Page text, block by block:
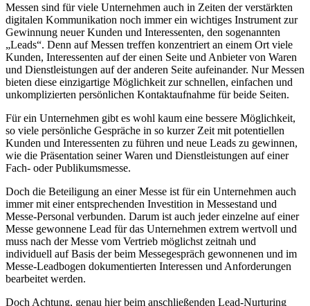
Messen sind für viele Unternehmen auch in Zeiten der verstärkten
digitalen Kommunikation noch immer ein wichtiges Instrument zur
Gewinnung neuer Kunden und Interessenten, den sogenannten
„Leads“. Denn auf Messen treffen konzentriert an einem Ort viele
Kunden, Interessenten auf der einen Seite und Anbieter von Waren
und Dienstleistungen auf der anderen Seite aufeinander. Nur Messen
bieten diese einzigartige Möglichkeit zur schnellen, einfachen und
unkomplizierten persönlichen Kontaktaufnahme für beide Seiten.
Für ein Unternehmen gibt es wohl kaum eine bessere Möglichkeit,
so viele persönliche Gespräche in so kurzer Zeit mit potentiellen
Kunden und Interessenten zu führen und neue Leads zu gewinnen,
wie die Präsentation seiner Waren und Dienstleistungen auf einer
Fach- oder Publikumsmesse.
Doch die Beteiligung an einer Messe ist für ein Unternehmen auch
immer mit einer entsprechenden Investition in Messestand und
Messe-Personal verbunden. Darum ist auch jeder einzelne auf einer
Messe gewonnene Lead für das Unternehmen extrem wertvoll und
muss nach der Messe vom Vertrieb möglichst zeitnah und
individuell auf Basis der beim Messegespräch gewonnenen und im
Messe-Leadbogen dokumentierten Interessen und Anforderungen
bearbeitet werden.
Doch Achtung, genau hier beim anschließenden Lead-Nurturing